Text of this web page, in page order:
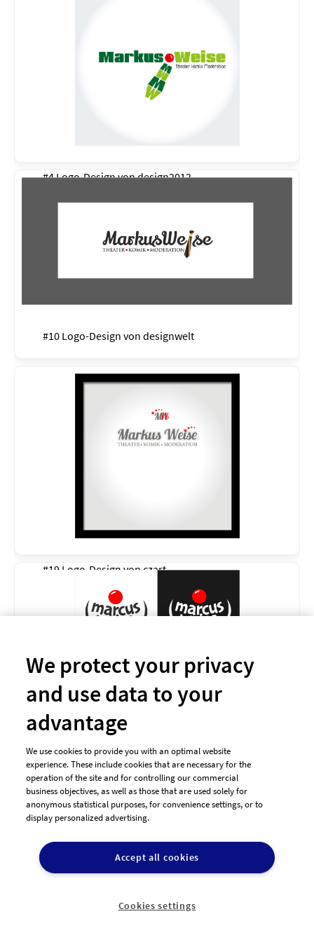
#4 Logo-Design vondesign2012
#10 Logo-Design von designwelt
#19 Logo-Design von czart
#93 Logo-Design vondesignwelt
designenlassen im Vergleich
We protect your privacy
and use data to your
advantage
We use cookies to provide you with an optimal website
experience. These include cookies that are necessary for the
operation of the site and for controlling our commercial
business objectives, as well as those that are used solely for
anonymous statistical purposes, for convenience settings, or to
display personalized advertising.
Accept all cookies
Cookies settings